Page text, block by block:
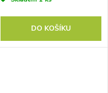
DO KOŠÍKU